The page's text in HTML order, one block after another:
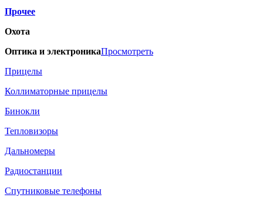
Прочее
Охота
Оптика и электроникаПросмотреть
Прицелы
Коллиматорные прицелы
Бинокли
Тепловизоры
Дальномеры
Радиостанции
Спутниковые телефоны